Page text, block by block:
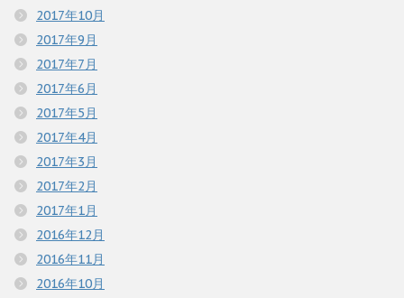
2017年10月
2017年9月
2017年7月
2017年6月
2017年5月
2017年4月
2017年3月
2017年2月
2017年1月
2016年12月
2016年11月
2016年10月